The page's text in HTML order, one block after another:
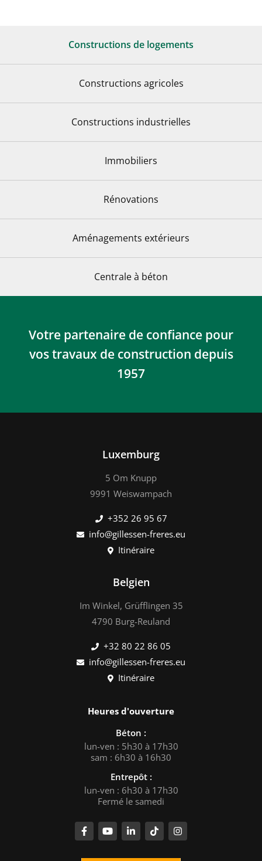
De
Constructions de logements
Constructions agricoles
Constructions industrielles
Immobiliers
Rénovations
Aménagements extérieurs
Centrale à béton
Votre partenaire de confiance pour
vos travaux de construction depuis
1957
Luxemburg
5 Om Knupp
9991 Weiswampach
+352 26 95 67
info@gillessen-freres.eu
Itinéraire
Belgien
Im Winkel, Grüfflingen 35
4790 Burg-Reuland
+32 80 22 86 05
info@gillessen-freres.eu
Itinéraire
Heures d'ouverture
Béton :
lun-ven : 5h30 à 17h30
sam : 6h30 à 16h30
Entrepôt :
lun-ven : 6h30 à 17h30
Fermé le samedi